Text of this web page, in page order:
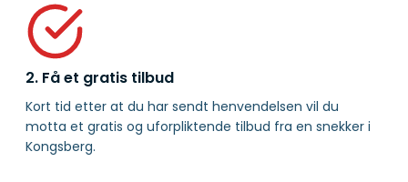
2. Få et gratis tilbud
Kort tid etter at du har sendt henvendelsen vil du
motta et gratis og uforpliktende tilbud fra en snekker i
Kongsberg.